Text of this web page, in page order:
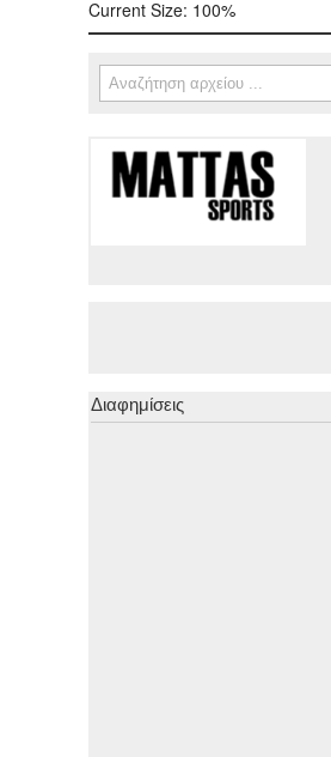
Current Size: 100%
Φόρμα αναζήτησης
Αναζήτηση
Διαφημίσεις